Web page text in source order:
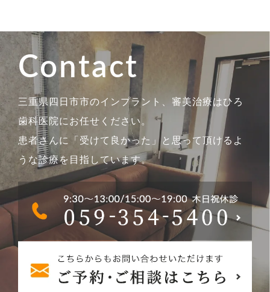
Contact
三重県四日市市のインプラント、審美治療はひろ
歯科医院にお任せください。
患者さんに「受けて良かった」と思って頂けるよ
うな診療を目指しています。